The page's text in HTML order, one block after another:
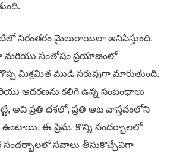
నిరంతరం మైలురాయిలా అనిపిస్తుంది.
మరియు సంతోషం ప్రయాణంలో
మిశ్రమిత ముడి సరువుగా మారుతుంది.
ఆదరణను కలిగి ఉన్న సంబంధాలు
అవి ప్రతి దశలో, ప్రతి ఆట వాస్తవంలోని
ఉంటాయి. ఈ ప్రేమ, కొన్ని సందర్భాలలో
సవాలు తీసుకొచ్చేవిగా